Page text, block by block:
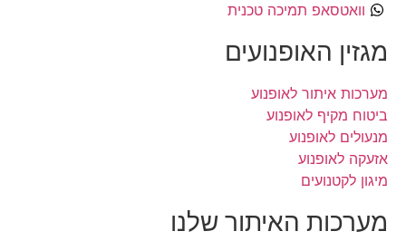
וואטסאפ תמיכה טכנית
מגזין האופנועים
מערכות איתור לאופנוע
ביטוח מקיף לאופנוע
מנעולים לאופנוע
אזעקה לאופנוע
מיגון לקטנועים
מערכות האיתור שלנו